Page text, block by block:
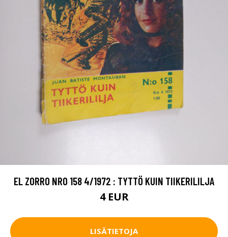
EL ZORRO NRO 158 4/1972 : TYTTÖ KUIN TIIKERILILJA
4 EUR
LISÄTIETOJA